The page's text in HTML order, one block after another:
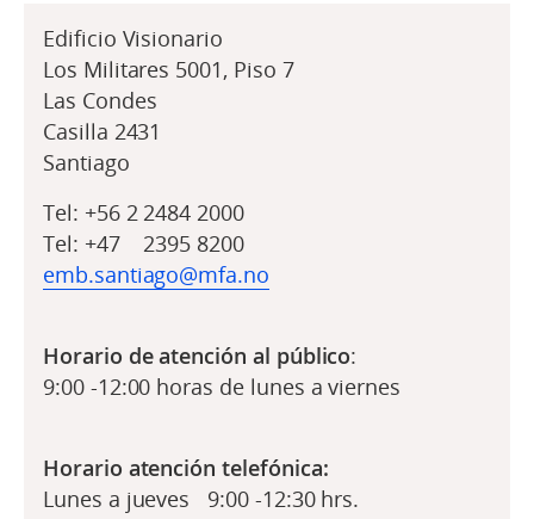
Edificio Visionario
Los Militares 5001, Piso 7
Las Condes
Casilla 2431
Santiago
Tel: +56 2 2484 2000
Tel: +47 2395 8200
emb.santiago@mfa.no
Horario de atención al público:
9:00 -12:00 horas de lunes a viernes
Horario atención telefónica:
Lunes a jueves 9:00 -12:30 hrs.